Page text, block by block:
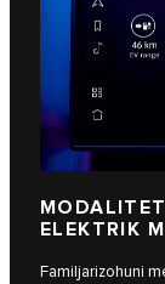
ELEKTRIK
Familjarizohuni